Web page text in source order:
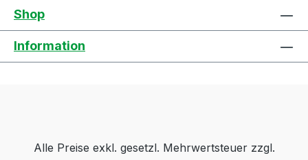
Shop
Information
Alle Preise exkl. gesetzl. Mehrwertsteuer zzgl.